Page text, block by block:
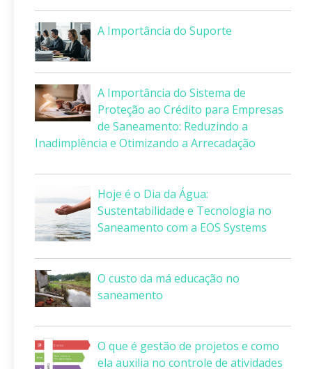
A Importância do Suporte
A Importância do Sistema de
Proteção ao Crédito para Empresas
de Saneamento: Reduzindo a
Inadimplência e Otimizando a Arrecadação
Hoje é o Dia da Água:
Sustentabilidade e Tecnologia no
Saneamento com a EOS Systems
O custo da má educação no
saneamento
O que é gestão de projetos e como
ela auxilia no controle de atividades